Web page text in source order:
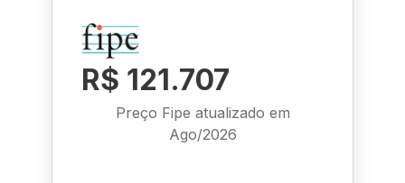
R$ 121.707
Preço Fipe atualizado em
Ago/2026